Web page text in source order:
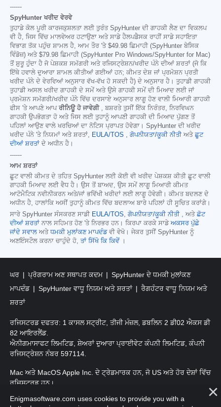
------
SpyHunter ਖਰੀਦ ਵੇਰਵੇ
ਤੁਹਾਡੇ ਕੋਲ ਪੂਰੀ ਕਾਰਜਕੁਸ਼ਲਤਾ ਲਈ ਤੁਰੰਤ SpyHunter ਦੀ ਗਾਹਕੀ ਲੈਣ ਦਾ ਵਿਕਲਪ
ਵੀ ਹੈ, ਜਿਸ ਵਿੱਚ ਮਾਲਵੇਅਰ ਹਟਾਉਣਾ ਅਤੇ ਸਾਡੇ ਹੈਲਪਡੈਸਕ ਰਾਹੀਂ ਸਾਡੇ ਸਹਾਇਤਾ
ਵਿਭਾਗ ਤੱਕ ਪਹੁੰਚ ਸ਼ਾਮਲ ਹੈ, ਆਮ ਤੌਰ 'ਤੇ $49.98 ਛਿਮਾਹੀ (SpyHunter ਬੇਸਿਕ
ਵਿੰਡੋਜ਼) ਅਤੇ $79.98 ਛਿਮਾਹੀ (SpyHunter Pro Windows/SpyHunter for Mac)
ਤੋਂ ਸ਼ੁਰੂ ਹੁੰਦਾ ਹੈ ਜੋ ਪੇਸ਼ਕਸ਼ ਸਮੱਗਰੀ ਅਤੇ ਰਜਿਸਟ੍ਰੇਸ਼ਨ/ਖਰੀਦ ਪੰਨੇ ਦੀਆਂ ਸ਼ਰਤਾਂ (ਜੋ ਕਿ
ਇੱਥੇ ਹਵਾਲੇ ਦੁਆਰਾ ਸ਼ਾਮਲ ਕੀਤੀਆਂ ਗਈਆਂ ਹਨ; ਕੀਮਤ ਦੇਸ਼ ਜਾਂ ਪ੍ਰਮੋਸ਼ਨ ਪ੍ਰਤੀ
ਖਰੀਦ ਪੰਨੇ ਦੇ ਵੇਰਵਿਆਂ ਅਨੁਸਾਰ ਵੱਖ-ਵੱਖ ਹੋ ਸਕਦੀ ਹੈ) ਦੇ ਅਨੁਸਾਰ ਹੈ। ਤੁਹਾਡੀ ਗਾਹਕੀ
ਤੁਹਾਡੀ ਅਸਲ ਖਰੀਦ ਗਾਹਕੀ ਦੇ ਸਮੇਂ ਅਤੇ ਉਸੇ ਗਾਹਕੀ ਸਮੇਂ ਦੀ ਮਿਆਦ ਲਈ ਜਾਂ
ਪ੍ਰਮੋਸ਼ਨ ਸਮੱਗਰੀ/ਖਰੀਦ ਪੰਨੇ ਵਿੱਚ ਦਰਸਾਏ ਅਨੁਸਾਰ ਲਾਗੂ ਹੋਣ ਵਾਲੀ ਮਿਆਰੀ ਗਾਹਕੀ
ਫੀਸ 'ਤੇ ਆਪਣੇ ਆਪ ਰੀਨਿਊ ਹੋ ਜਾਵੇਗੀ, ਬਸ਼ਰਤੇ ਤੁਸੀਂ ਇੱਕ ਨਿਰੰਤਰ, ਨਿਰਵਿਘਨ
ਗਾਹਕੀ ਉਪਭੋਗਤਾ ਹੋ ਅਤੇ ਜਿਸ ਲਈ ਤੁਹਾਨੂੰ ਆਪਣੀ ਗਾਹਕੀ ਦੀ ਮਿਆਦ ਪੁੱਗਣ ਤੋਂ
ਪਹਿਲਾਂ ਆਉਣ ਵਾਲੇ ਖਰਚਿਆਂ ਦਾ ਨੋਟਿਸ ਪ੍ਰਾਪਤ ਹੋਵੇਗਾ। SpyHunter ਦੀ ਖਰੀਦ
ਖਰੀਦ ਪੰਨੇ 'ਤੇ ਨਿਯਮਾਂ ਅਤੇ ਸ਼ਰਤਾਂ, EULA/TOS , ਗੋਪਨੀਯਤਾ/ਕੂਕੀ ਨੀਤੀ ਅਤੇ ਛੂਟ
ਦੀਆਂ ਸ਼ਰਤਾਂ ਦੇ ਅਧੀਨ ਹੈ।
------
ਆਮ ਸ਼ਰਤਾਂ
ਛੂਟ ਵਾਲੀ ਕੀਮਤ ਦੇ ਤਹਿਤ SpyHunter ਲਈ ਕੋਈ ਵੀ ਖਰੀਦ ਪੇਸ਼ਕਸ਼ ਕੀਤੀ ਛੂਟ ਵਾਲੀ
ਗਾਹਕੀ ਮਿਆਦ ਲਈ ਵੈਧ ਹੈ। ਉਸ ਤੋਂ ਬਾਅਦ, ਉਸ ਸਮੇਂ ਲਾਗੂ ਮਿਆਰੀ ਕੀਮਤ
ਆਟੋਮੈਟਿਕ ਨਵੀਨੀਕਰਨ ਅਤੇ/ਜਾਂ ਭਵਿੱਖੀ ਖਰੀਦਾਂ ਲਈ ਲਾਗੂ ਹੋਵੇਗੀ। ਕੀਮਤ ਬਦਲਣ ਦੇ
ਅਧੀਨ ਹੈ, ਹਾਲਾਂਕਿ ਅਸੀਂ ਤੁਹਾਨੂੰ ਕੀਮਤ ਵਿੱਚ ਬਦਲਾਅ ਬਾਰੇ ਪਹਿਲਾਂ ਹੀ ਸੂਚਿਤ ਕਰਾਂਗੇ।
ਸਾਰੇ SpyHunter ਸੰਸਕਰਣ ਸਾਡੀ EULA/TOS, ਗੋਪਨੀਯਤਾ/ਕੂਕੀ ਨੀਤੀ , ਅਤੇ ਛੋਟ
ਦੀਆਂ ਸ਼ਰਤਾਂ ਨਾਲ ਸਹਿਮਤ ਹੋਣ 'ਤੇ ਨਿਰਭਰ ਹਨ। ਕਿਰਪਾ ਕਰਕੇ ਸਾਡੇ ਅਕਸਰ ਪੁੱਛੇ
ਜਾਂਦੇ ਸਵਾਲ ਅਤੇ ਧਮਕੀ ਮੁਲਾਂਕਣ ਮਾਪਦੰਡਵੀ ਵੇਖੋ। ਜੇਕਰ ਤੁਸੀਂ SpyHunter ਨੂੰ
ਅਣਇੰਸਟੌਲ ਕਰਨਾ ਚਾਹੁੰਦੇ ਹੋ, ਤਾਂ ਸਿੱਖੋ ਕਿ ਕਿਵੇਂ।
ਘਰ ਪ੍ਰੋਗਰਾਮ ਅਣ ਸਥਾਪਤ ਕਦਮ
SpyHunter ਦੇ ਧਮਕੀ ਮੁਲਾਂਕਣ
ਮਾਪਦੰਡ
SpyHunter ਵਾਧੂ ਨਿਯਮ ਅਤੇ ਸ਼ਰਤਾਂ
ਰੈਗਹੰਟਰ ਵਾਧੂ ਨਿਯਮ ਅਤੇ
ਸ਼ਰਤਾਂ
ਰਜਿਸਟਰਡ ਦਫਤਰ: 1 ਕਾਸਲ ਸਟ੍ਰੀਟ, ਤੀਜੀ ਮੰਜ਼ਲ, ਡਬਲਿਨ 2 ਡੀ02 ਐਕਸ ਡੀ
82 ਆਇਰਲੈਂਡ.
ਐਨੀਗਮਾਸਾਫਟ ਲਿਮਟਿਡ, ਸ਼ੇਅਰਾਂ ਦੁਆਰਾ ਪ੍ਰਾਈਵੇਟ ਕੰਪਨੀ ਲਿਮਟਿਡ, ਕੰਪਨੀ
ਰਜਿਸਟ੍ਰੇਸ਼ਨ ਨੰਬਰ 597114.
Mac ਅਤੇ MacOS Apple Inc. ਦੇ ਟ੍ਰੇਡਮਾਰਕ ਹਨ, ਜੋ US ਅਤੇ ਹੋਰ ਦੇਸ਼ਾਂ ਵਿੱਚ
ਰਜਿਸਟਰਡ ਹਨ।
ਕਾਪੀਰਾਈਟ 2016-2026 . ਐਨੀਗਮਾਸੋਫਟ ਲਿਮਟਿਡ ਸਾਰੇ ਹੱਕ ਰਾਖਵੇਂ ਹਨ.
Enigmasoftware.com uses cookies to provide you with a